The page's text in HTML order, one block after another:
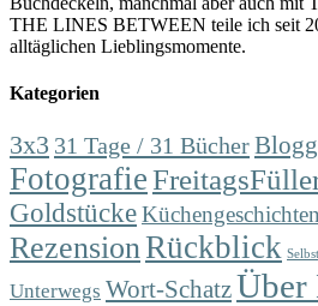
THE LINES BETWEEN teile ich seit
alltäglichen Lieblingsmomente.
Kategorien
3x3 31 Tage / 31 Bücher
Fotografie
GoldstückeKüchengeschichten
RezensionRückblick
Unterwegs Wort-SchatzÜber